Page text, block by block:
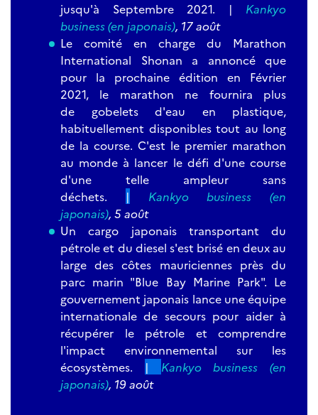
jusqu'à Septembre 2021.
|
Kankyo
business (en japonais), 17 août
Le comité en charge du Marathon
International Shonan a annoncé que
pour la prochaine édition en Février
2021, le marathon ne fournira plus
de gobelets d'eau en plastique,
habituellement disponibles tout au long
de la course. C'est le premier marathon
au monde à lancer le défi d'une course
d'une telle ampleur sans
déchets.
|
Kankyo business (en
japonais), 5 août
Un cargo japonais transportant du
pétrole et du diesel s'est brisé en deux au
large des côtes mauriciennes près du
parc marin "Blue Bay Marine Park". Le
gouvernement japonais lance une équipe
internationale de secours pour aider à
récupérer le pétrole et comprendre
l'impact environnemental sur les
écosystèmes.
| Kankyo business (en
japonais), 19 août